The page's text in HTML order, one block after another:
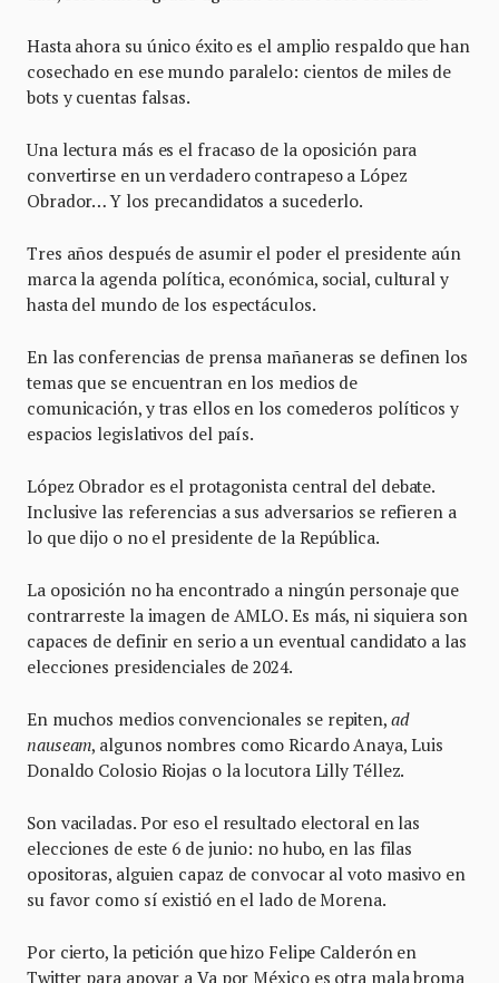
Hasta ahora su único éxito es el amplio respaldo que han
cosechado en ese mundo paralelo: cientos de miles de
bots y cuentas falsas.
Una lectura más es el fracaso de la oposición para
convertirse en un verdadero contrapeso a López
Obrador… Y los precandidatos a sucederlo.
Tres años después de asumir el poder el presidente aún
marca la agenda política, económica, social, cultural y
hasta del mundo de los espectáculos.
En las conferencias de prensa mañaneras se definen los
temas que se encuentran en los medios de
comunicación, y tras ellos en los comederos políticos y
espacios legislativos del país.
López Obrador es el protagonista central del debate.
Inclusive las referencias a sus adversarios se refieren a
lo que dijo o no el presidente de la República.
La oposición no ha encontrado a ningún personaje que
contrarreste la imagen de AMLO. Es más, ni siquiera son
capaces de definir en serio a un eventual candidato a las
elecciones presidenciales de 2024.
En muchos medios convencionales se repiten, ad
nauseam, algunos nombres como Ricardo Anaya, Luis
Donaldo Colosio Riojas o la locutora Lilly Téllez.
Son vaciladas. Por eso el resultado electoral en las
elecciones de este 6 de junio: no hubo, en las filas
opositoras, alguien capaz de convocar al voto masivo en
su favor como sí existió en el lado de Morena.
Por cierto, la petición que hizo Felipe Calderón en
Twitter para apoyar a Va por México es otra mala broma